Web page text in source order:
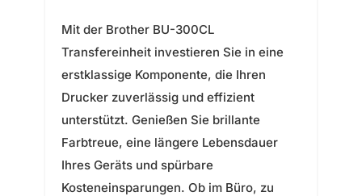
Mit der Brother BU-300CL
Transfereinheit investieren Sie in eine
erstklassige Komponente, die Ihren
Drucker zuverlässig und effizient
unterstützt. Genießen Sie brillante
Farbtreue, eine längere Lebensdauer
Ihres Geräts und spürbare
Kosteneinsparungen. Ob im Büro, zu